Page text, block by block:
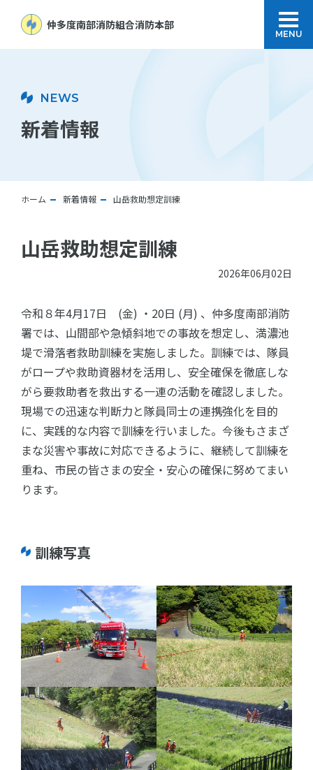
仲多度南部消防組合消防本部
MENU
NEWS
新着情報
ホーム 新着情報 山岳救助想定訓練
山岳救助想定訓練
2026年06月02日
令和８年4月17日 (金) ・20日 (月) 、仲多度南部消防
署では、山間部や急傾斜地での事故を想定し、満濃池
堤で滑落者救助訓練を実施しました。訓練では、隊員
がロープや救助資器材を活用し、安全確保を徹底しな
がら要救助者を救出する一連の活動を確認しました。
現場での迅速な判断力と隊員同士の連携強化を目的
に、実践的な内容で訓練を行いました。今後もさまざ
まな災害や事故に対応できるように、継続して訓練を
重ね、市民の皆さまの安全・安心の確保に努めてまい
ります。
訓練写真